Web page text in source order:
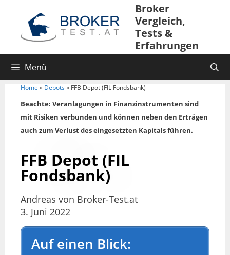
Broker
Vergleich,
Tests &
Erfahrungen
Menü
Home » Depots» FFB Depot (FIL Fondsbank)
Beachte: Veranlagungen in Finanzinstrumenten sind
mit Risiken verbunden und können neben den Erträgen
auch zum Verlust des eingesetzten Kapitals führen.
FFB Depot (FIL
Fondsbank)
Andreas von Broker-Test.at
3. Juni 2022
Auf einen Blick: